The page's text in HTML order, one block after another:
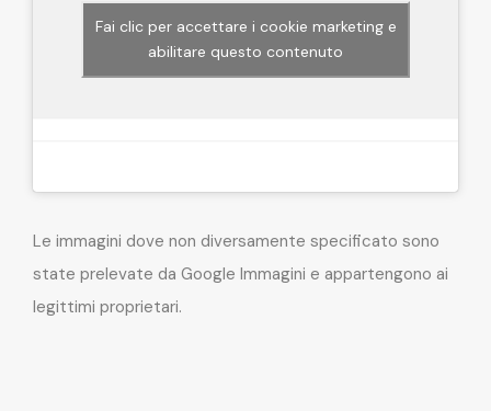
Fai clic per accettare i cookie marketing e
abilitare questo contenuto
Le immagini dove non diversamente specificato sono
state prelevate da Google Immagini e appartengono ai
legittimi proprietari.